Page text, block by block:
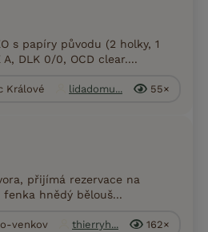
s papíry původu (2 holky, 1
DLK 0/0, OCD clear....
Králové lidadomu... 55×
přijímá rezervace na
hnědý bělouš...
venkov thierryh... 162×